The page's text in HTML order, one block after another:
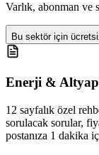
Varlık, abonman ve
Bu sektör için
Enerji &
12 sayfalık özel
sorulacak sorular,
postanıza 1 dakika